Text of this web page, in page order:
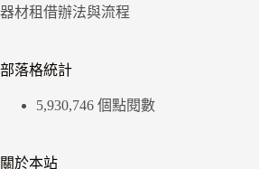
器材租借辦法與流程
部落格統計
5,930,746 個點閱數
關於本站